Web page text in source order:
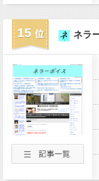
15 ネラ